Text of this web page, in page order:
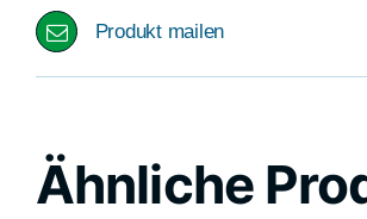
Produkt mailen
Ähnliche